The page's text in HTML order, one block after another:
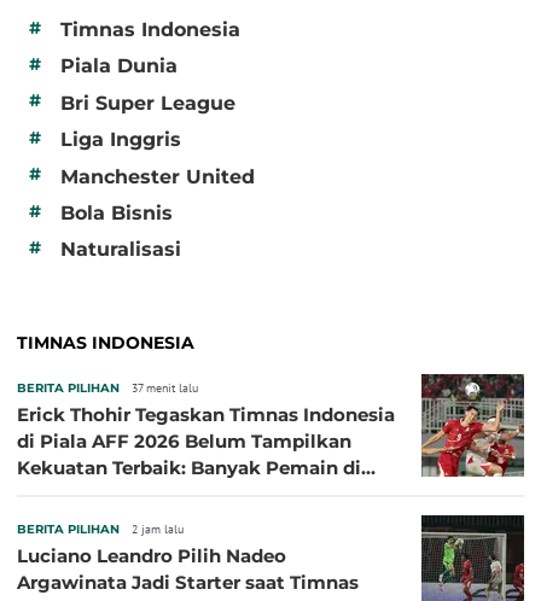
#
Timnas Indonesia
# Piala Dunia
# Bri Super League
# Liga Inggris
# Manchester United
# Bola Bisnis
# Naturalisasi
TIMNAS INDONESIA
BERITA PILIHAN 37 menit lalu
Erick Thohir Tegaskan Timnas Indonesia
di Piala AFF 2026 Belum Tampilkan
Kekuatan Terbaik: Banyak Pemain di
BERITA PILIHAN 2 jam lalu
Luciano Leandro Pilih Nadeo
Argawinata Jadi Starter saat Timnas